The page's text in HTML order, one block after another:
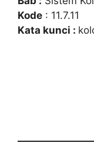
Kode : 11.7.11
Kata kunci :